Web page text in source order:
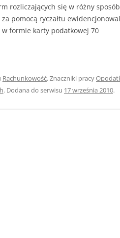
rozliczających się w różny
pomocą ryczałtu
w formie karty podatkowej 70
Rachunkowość. Znaczniki pracy
. Dodana do serwisu 17 września 2010.